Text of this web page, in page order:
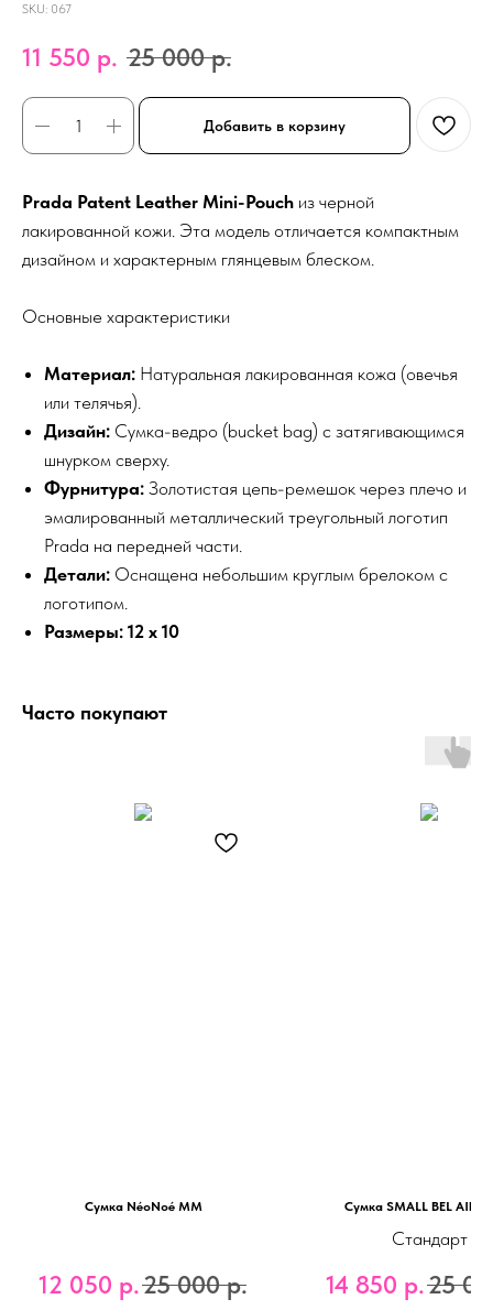
SKU: 067
11 550 р. 25 000 р.
Добавить в корзину
Prada Patent Leather Mini-Pouch из черной
лакированной кожи. Эта модель отличается компактным
дизайном и характерным глянцевым блеском.
Основные характеристики
Материал: Натуральная лакированная кожа (овечья
или телячья).
Дизайн: Сумка-ведро (bucket bag) с затягивающимся
шнурком сверху.
Фурнитура: Золотистая цепь-ремешок через плечо и
эмалированный металлический треугольный логотип
Prada на передней части.
Детали: Оснащена небольшим круглым брелоком с
логотипом.
Размеры: 12 x 10
Часто покупают
Сумка NéoNoé MM
12 050 р.25 000 р.
Сумка SMALL BEL AIR -
Стандарт
14 850 р.25